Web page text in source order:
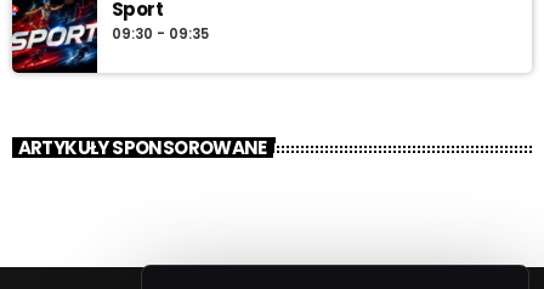
Sport
09:30 - 09:35
ARTYKUŁY SPONSOROWANE